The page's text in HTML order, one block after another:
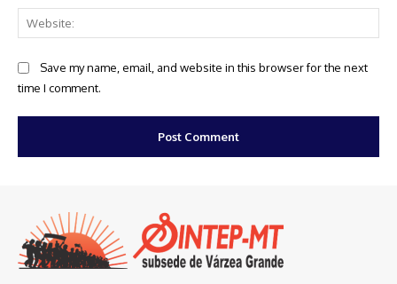
Save my name, email, and website in this browser for the next
time I comment.